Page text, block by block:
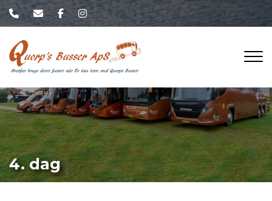
Gå
4. dag